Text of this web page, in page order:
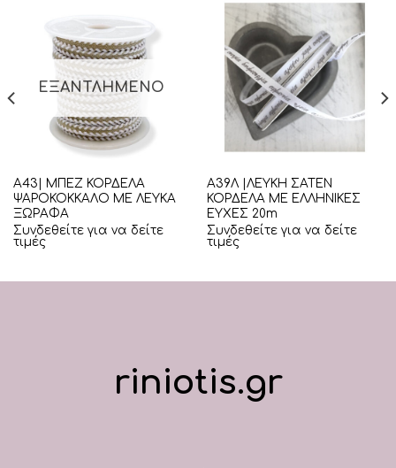
ΕΞΑΝΤΛΗΜΈΝΟ
Α43| ΜΠΕΖ ΚΟΡΔΕΛΑ
ΨΑΡΟΚΟΚΚΑΛΟ ΜΕ ΛΕΥΚΑ
ΞΩΡΑΦΑ
Συνδεθείτε για να δείτε
τιμές
Α39Λ |ΛΕΥΚΗ ΣΑΤΕΝ
ΚΟΡΔΕΛΑ ΜΕ ΕΛΛΗΝΙΚΕΣ
ΕΥΧΕΣ 20m
Συνδεθείτε για να δείτε
τιμές
riniotis.gr